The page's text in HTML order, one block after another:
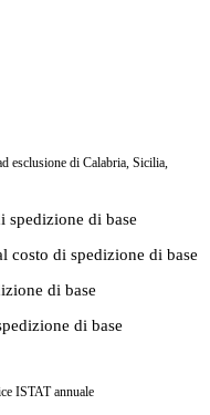
esclusione di Calabria, Sicilia,
spedizione di base
costo di spedizione di base
di base
di base
ISTAT annuale